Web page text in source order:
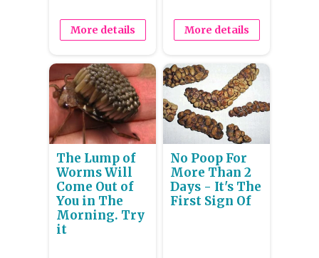
More details More details
The Lump of
Worms Will
Come Out of
You in The
Morning. Try
it
No Poop For
More Than 2
Days - It's The
First Sign Of